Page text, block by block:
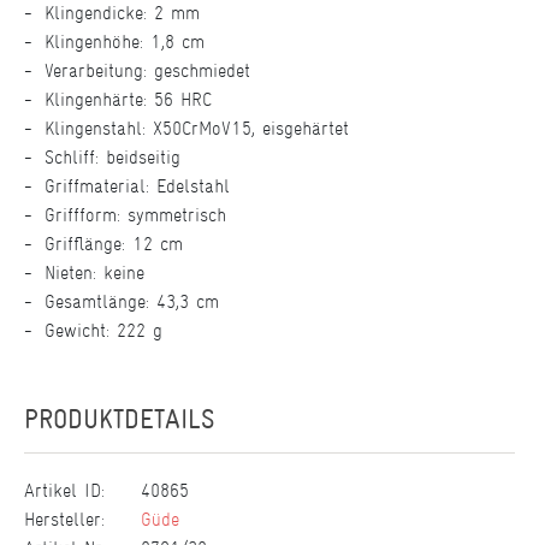
Klingendicke: 2 mm
Klingenhöhe: 1,8 cm
Verarbeitung: geschmiedet
Klingenhärte: 56 HRC
Klingenstahl: X50CrMoV15, eisgehärtet
Schliff: beidseitig
Griffmaterial: Edelstahl
Griffform: symmetrisch
Grifflänge: 12 cm
Nieten: keine
Gesamtlänge: 43,3 cm
Gewicht: 222 g
PRODUKTDETAILS
Artikel ID:
40865
Hersteller:
Güde